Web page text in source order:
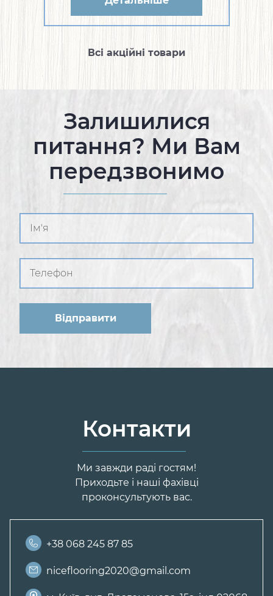
Всі акційні товари
Залишилися
питання? Ми Вам
передзвонимо
Контакти
Ми завжди раді гостям!
Приходьте і наші фахівці
проконсультують вас.
+38 068 245 87 85
niceflooring2020@gmail.com